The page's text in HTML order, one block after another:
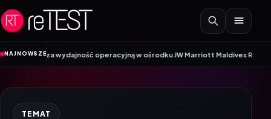
Przejdź do treści
NAJNOWSZE
wydajność operacyjną w ośrodku JW Marriott Maldives Resort & Spa
TEMAT